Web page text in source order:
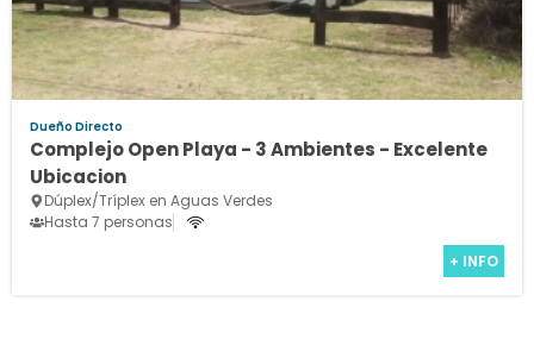
Dueño Directo
Complejo Open Playa - 3 Ambientes - Excelente
Ubicacion
Dúplex/Tríplex en Aguas Verdes
Hasta 7 personas
+ INFO